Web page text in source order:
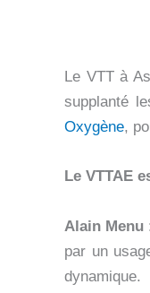
Le VTT à
supplanté
Oxygène,
Le VTTAE
Alain Menu
par un
dynamique.